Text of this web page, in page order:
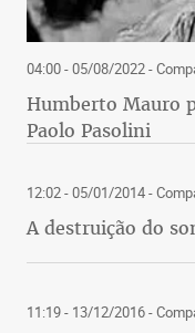
04:00 - 05/08/2022-
Humberto Mauro
Paolo Pasolini
12:02 - 05/01/2014-
A destruição do
11:19 - 13/12/2016-